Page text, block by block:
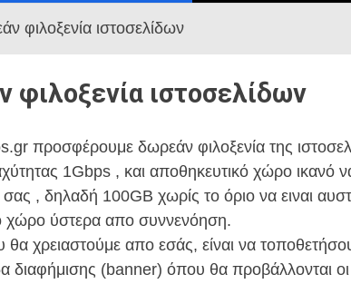
φιλοξενία ιστοσελίδων
φιλοξενία ιστοσελίδων
προσφέρουμε δωρεάν φιλοξενία της
1Gbps , και αποθηκευτικό χώρο ικανό
σας , δηλαδή 100GB χωρίς το όριο να ειναι
χώρο ύστερα απο συννενόηση.
χρειαστούμε απο εσάς, είναι να
διαφήμισης (banner) όπου θα προβάλλονται οι